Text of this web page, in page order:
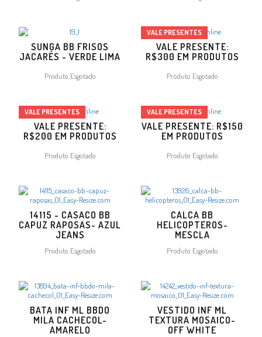
SUNGA BB FRISOS
JACARÉS - VERDE LIMA
Produto Esgotado
VALE PRESENTE:
R$300 EM PRODUTOS
Produto Esgotado
VALE PRESENTES
VALE PRESENTE:
R$200 EM PRODUTOS
Produto Esgotado
VALE PRESENTES
VALE PRESENTE: R$150
EM PRODUTOS
Produto Esgotado
VALE PRESENTES
14115 - CASACO BB
CAPUZ RAPOSAS- AZUL
JEANS
Produto Esgotado
CALCA BB
HELICOPTEROS-
MESCLA
Produto Esgotado
BATA INF ML BBDO
MILA CACHECOL-
AMARELO
VESTIDO INF ML
TEXTURA MOSAICO-
OFF WHITE